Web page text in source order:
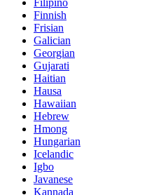
Finnish
Frisian
Galician
Georgian
Gujarati
Haitian
Hausa
Hawaiian
Hebrew
Hmong
Hungarian
Icelandic
Igbo
Javanese
Kannada